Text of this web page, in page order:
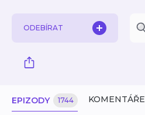
ODEBÍRAT
EPIZODY 1744 KOMENTÁŘE